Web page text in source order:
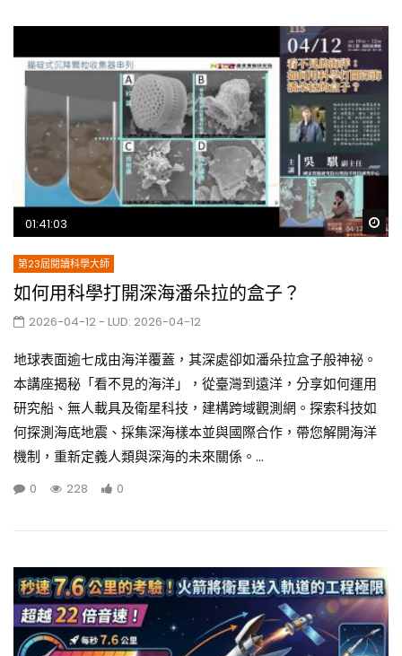
01:41:03
第23屆閱讀科學大師
如何用科學打開深海潘朵拉的盒子？
2026-04-12- LUD: 2026-04-12
地球表面逾七成由海洋覆蓋，其深處卻如潘朵拉盒子般神祕。
本講座揭秘「看不見的海洋」，從臺灣到遠洋，分享如何運用
研究船、無人載具及衛星科技，建構跨域觀測網。探索科技如
何探測海底地震、採集深海樣本並與國際合作，帶您解開海洋
機制，重新定義人類與深海的未來關係。...
0 228 0